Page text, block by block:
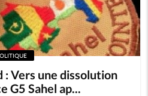
: Vers une dissolution
G5 Sahel ap...